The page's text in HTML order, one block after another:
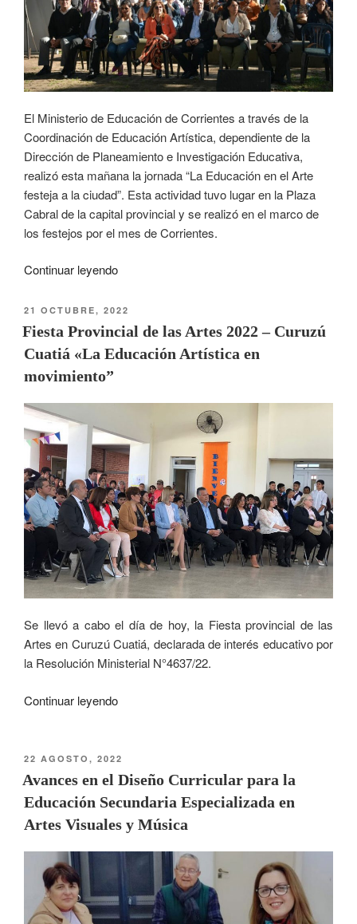
El Ministerio de Educación de Corrientes a través de la
Coordinación de Educación Artística, dependiente de la
Dirección de Planeamiento e Investigación Educativa,
realizó esta mañana la jornada “La Educación en el Arte
festeja a la ciudad”. Esta actividad tuvo lugar en la Plaza
Cabral de la capital provincial y se realizó en el marco de
los festejos por el mes de Corrientes.
Continuar leyendo
21 OCTUBRE, 2022
Fiesta Provincial de las Artes 2022 – Curuzú
Cuatiá «La Educación Artística en
movimiento”
Se llevó a cabo el día de hoy, la Fiesta provincial de las
Artes en Curuzú Cuatiá, declarada de interés educativo por
la Resolución Ministerial N°4637/22.
Continuar leyendo
22 AGOSTO, 2022
Avances en el Diseño Curricular para la
Educación Secundaria Especializada en
Artes Visuales y Música